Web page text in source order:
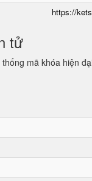
https://
tử
mã khóa hiện